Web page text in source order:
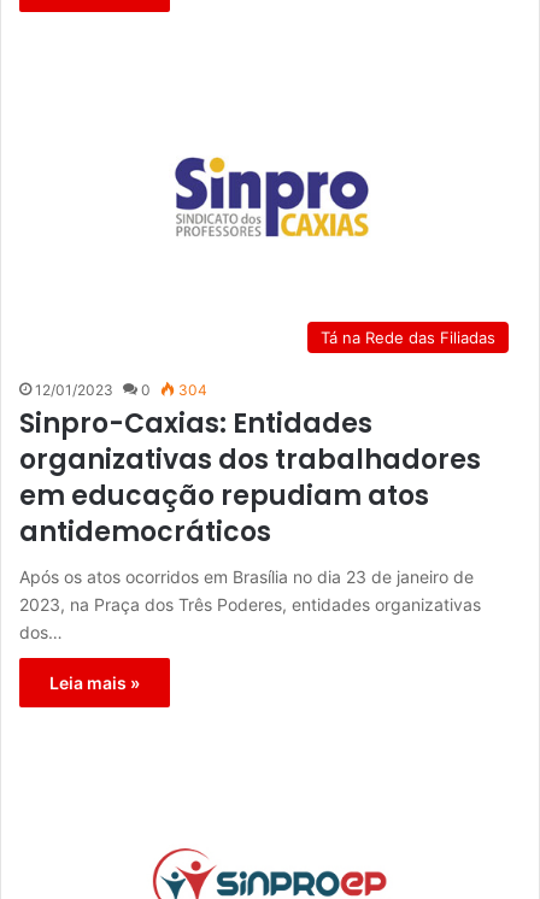
Tá na Rede das Filiadas
12/01/2023 0 304
Sinpro-Caxias: Entidades
organizativas dos trabalhadores
em educação repudiam atos
antidemocráticos
Após os atos ocorridos em Brasília no dia 23 de janeiro de
2023, na Praça dos Três Poderes, entidades organizativas
dos…
Leia mais »